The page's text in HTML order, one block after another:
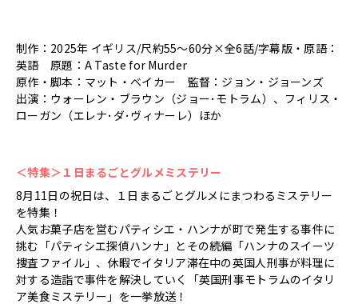
制作：2025年 イギリス/尺約55～60分×全6話/字幕版・原語：
英語 原題：A Taste for Murder
原作・脚本：マット・ベイカー 監督：ジョン・ジョーンズ
出演：ウォーレン・ブラウン（ジョー･モトラム）、フィリス・
ローガン（エレナ･ダ･ヴィナーレ）ほか
＜特集＞１日まるごとグルメミステリー
8月11日の祝日は、１日まるごとグルメにまつわるミステリー
を特集！
人気お菓子店を営むパティシエ・ハンナが町で発生する事件に
挑む「パティシエ探偵ハンナ」とその続編「ハンナのスイーツ
捜査ファイル」、休暇でイタリア滞在中の英国人刑事が料理に
対する造詣で事件を解決していく「英国刑事モトラムのイタリ
ア美食ミステリー」を一挙放送！